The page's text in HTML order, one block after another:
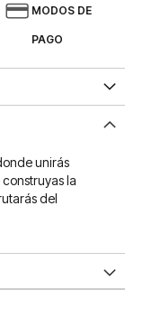
MODOS DE
PAGO
unirás
la
del